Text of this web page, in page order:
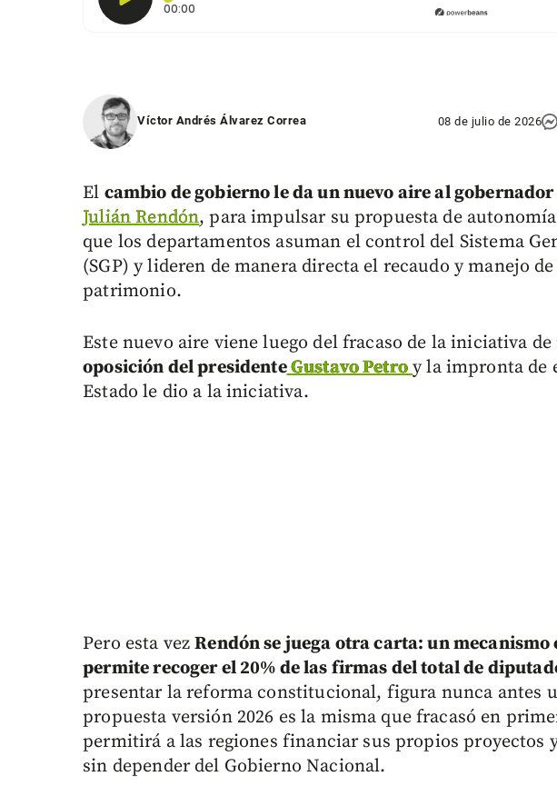
00:00
Víctor Andrés Álvarez Correa 08 de julio de 2026
El cambio de gobierno le da un nuevo aire al
Julián Rendón, para impulsar su propuesta de
que los departamentos asuman el control del Sistema
(SGP) y lideren de manera directa el recaudo y manejo
patrimonio.
Este nuevo aire viene luego del fracaso de la iniciativa
oposición del presidenteGustavo Petro y la impronta de
Estado le dio a la iniciativa.
Pero esta vezRendón se juega otra carta: un
permite recoger el 20% de las firmas del total de
presentar la reforma constitucional, figura nunca antes
propuesta versión 2026 es la misma que fracasó en
permitirá a las regiones financiar sus propios proyectos
sin depender del Gobierno Nacional.